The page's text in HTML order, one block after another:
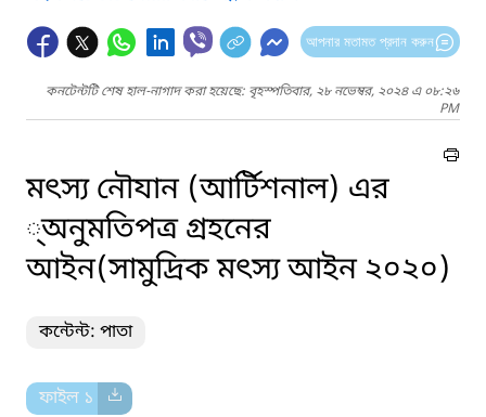
আপনার মতামত প্রদান করুন
কনটেন্টটি শেষ হাল-নাগাদ করা হয়েছে: বৃহস্পতিবার, ২৮ নভেম্বর, ২০২৪ এ ০৮:২৬
PM
মৎস্য নৌযান (আর্টিশনাল) এর
্অনুমতিপত্র গ্রহনের
আইন(সামুদ্রিক মৎস্য আইন ২০২০)
কন্টেন্ট: পাতা
ফাইল ১